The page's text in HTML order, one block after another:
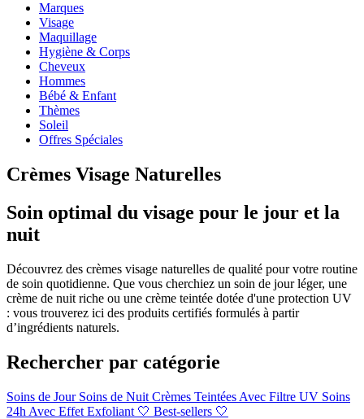
Marques
Visage
Maquillage
Hygiène & Corps
Cheveux
Hommes
Bébé & Enfant
Thèmes
Soleil
Offres Spéciales
Crèmes Visage Naturelles
Soin optimal du visage pour le jour et la
nuit
Découvrez des crèmes visage naturelles de qualité pour votre routine
de soin quotidienne. Que vous cherchiez un soin de jour léger, une
crème de nuit riche ou une crème teintée dotée d'une protection UV
: vous trouverez ici des produits certifiés formulés à partir
d’ingrédients naturels.
Rechercher par catégorie
Soins de Jour Soins de Nuit Crèmes Teintées Avec Filtre UV Soins
24h Avec Effet Exfoliant 🤍 Best-sellers 🤍